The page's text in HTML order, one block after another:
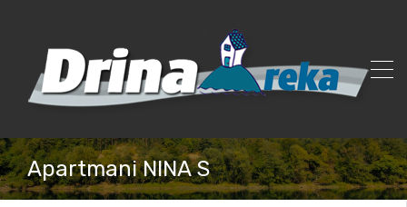
Apartmani NINA S